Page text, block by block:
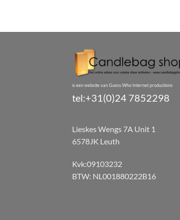
is een website van Guess Who Internet productions
tel:+31(0)24 7852298
Lieskes Wengs 7A Unit 1
6578JK Leuth
Kvk:09103232
BTW: NL001880222B16